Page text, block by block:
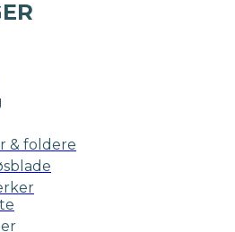
& foldere